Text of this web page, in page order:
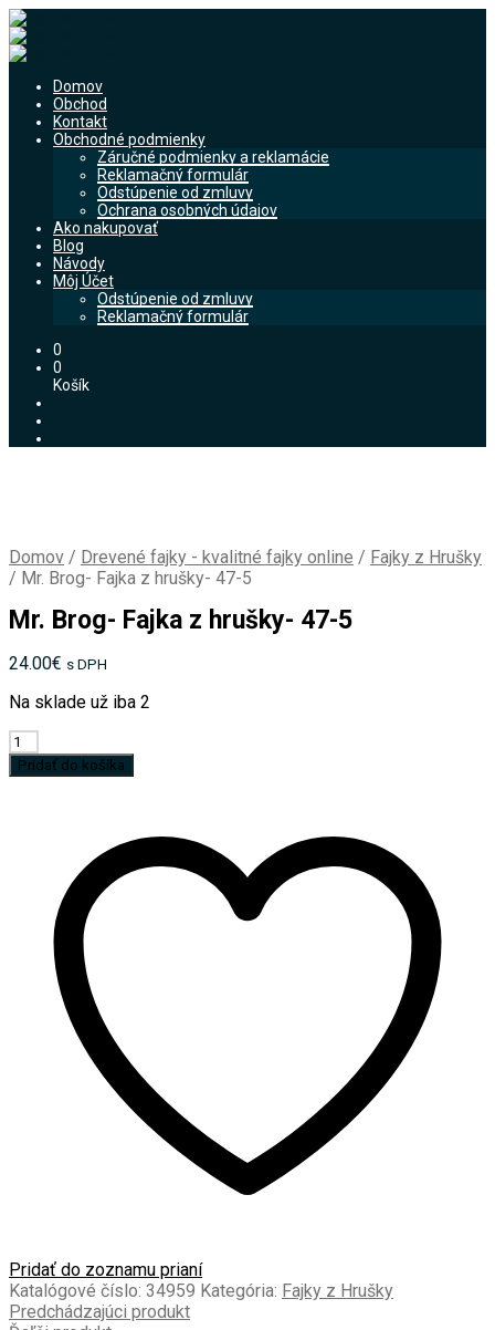
Domov
Obchod
Kontakt
Obchodné podmienky
Záručné podmienky a reklamácie
Reklamačný formulár
Odstúpenie od zmluvy
Ochrana osobných údajov
Ako nakupovať
Blog
Návody
Môj Účet
Odstúpenie od zmluvy
Reklamačný formulár
0
0
Košík
Domov / Drevené fajky - kvalitné fajky online / Fajky z Hrušky
/ Mr. Brog- Fajka z hrušky- 47-5
Mr. Brog- Fajka z hrušky- 47-5
24.00€ s DPH
Na sklade už iba 2
množstvo
Mr.
Brog-
Pridať do košíka
Pridať do zoznamu prianí
Katalógové číslo: 34959 Kategória: Fajky z Hrušky
Predchádzajúci produkt